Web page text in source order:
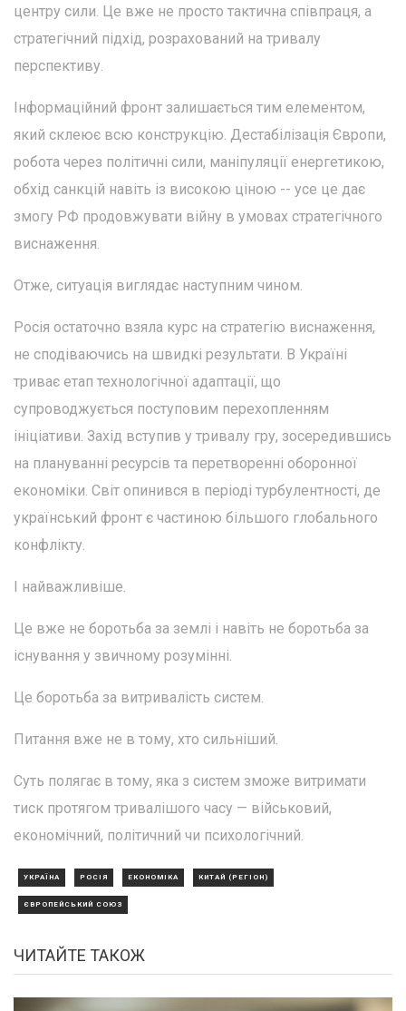
центру сили. Це вже не просто тактична співпраця, а
стратегічний підхід, розрахований на тривалу
перспективу.
Інформаційний фронт залишається тим елементом,
який склеює всю конструкцію. Дестабілізація Європи,
робота через політичні сили, маніпуляції енергетикою,
обхід санкцій навіть із високою ціною -- усе це дає
змогу РФ продовжувати війну в умовах стратегічного
виснаження.
Отже, ситуація виглядає наступним чином.
Росія остаточно взяла курс на стратегію виснаження,
не сподіваючись на швидкі результати. В Україні
триває етап технологічної адаптації, що
супроводжується поступовим перехопленням
ініціативи. Захід вступив у тривалу гру, зосередившись
на плануванні ресурсів та перетворенні оборонної
економіки. Світ опинився в періоді турбулентності, де
український фронт є частиною більшого глобального
конфлікту.
І найважливіше.
Це вже не боротьба за землі і навіть не боротьба за
існування у звичному розумінні.
Це боротьба за витривалість систем.
Питання вже не в тому, хто сильніший.
Суть полягає в тому, яка з систем зможе витримати
тиск протягом тривалішого часу — військовий,
економічний, політичний чи психологічний.
УКРАЇНА РОСІЯ ЕКОНОМІКА КИТАЙ (РЕГІОН)
ЄВРОПЕЙСЬКИЙ СОЮЗ
ЧИТАЙТЕ ТАКОЖ